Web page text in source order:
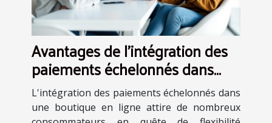
Avantages de l'intégration des
paiements échelonnés dans
votre boutique en ligne
L'intégration des paiements échelonnés dans
une boutique en ligne attire de nombreux